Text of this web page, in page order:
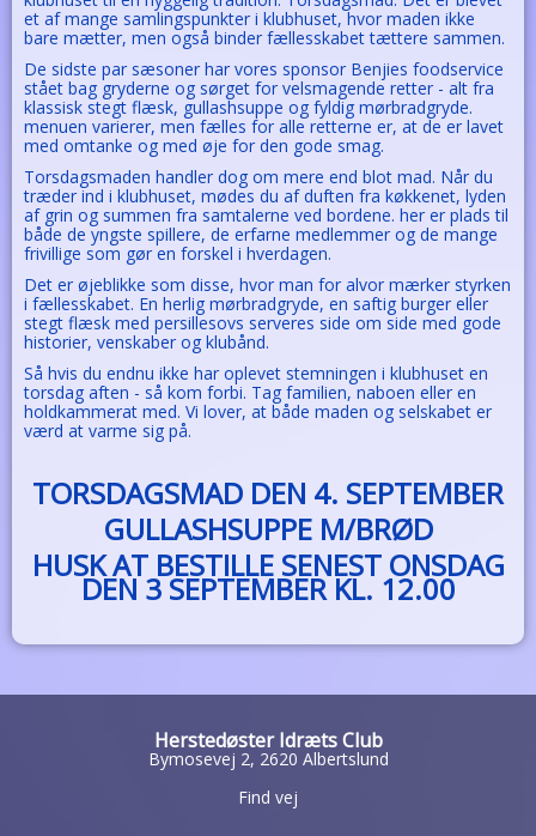
et af mange samlingspunkter i klubhuset, hvor maden ikke
bare mætter, men også binder fællesskabet tættere sammen.
De sidste par sæsoner har vores sponsor Benjies foodservice
stået bag gryderne og sørget for velsmagende retter - alt fra
klassisk stegt flæsk, gullashsuppe og fyldig mørbradgryde.
menuen varierer, men fælles for alle retterne er, at de er lavet
med omtanke og med øje for den gode smag.
Torsdagsmaden handler dog om mere end blot mad. Når du
træder ind i klubhuset, mødes du af duften fra køkkenet, lyden
af grin og summen fra samtalerne ved bordene. her er plads til
både de yngste spillere, de erfarne medlemmer og de mange
frivillige som gør en forskel i hverdagen.
Det er øjeblikke som disse, hvor man for alvor mærker styrken
i fællesskabet. En herlig mørbradgryde, en saftig burger eller
stegt flæsk med persillesovs serveres side om side med gode
historier, venskaber og klubånd.
Så hvis du endnu ikke har oplevet stemningen i klubhuset en
torsdag aften - så kom forbi. Tag familien, naboen eller en
holdkammerat med. Vi lover, at både maden og selskabet er
værd at varme sig på.
TORSDAGSMAD DEN 4. SEPTEMBER
GULLASHSUPPE M/BRØD
HUSK AT BESTILLE SENEST ONSDAG
DEN 3 SEPTEMBER KL. 12.00
Herstedøster Idræts Club
Bymosevej 2, 2620 Albertslund
Find vej